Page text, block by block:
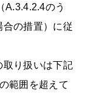
A.3.4.2.4のう
合の措置）に従
取り扱いは下記
範囲を超えて